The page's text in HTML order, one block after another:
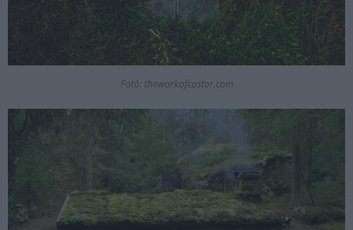
Fotó: theworkofcastor.com